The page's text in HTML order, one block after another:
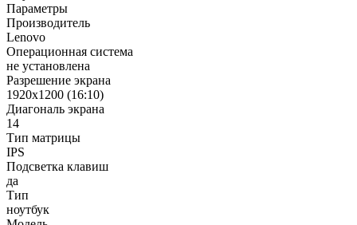
Параметры
Производитель
Lenovo
Операционная система
не установлена
Разрешение экрана
1920x1200 (16:10)
Диагональ экрана
14
Тип матрицы
IPS
Подсветка клавиш
да
Тип
ноутбук